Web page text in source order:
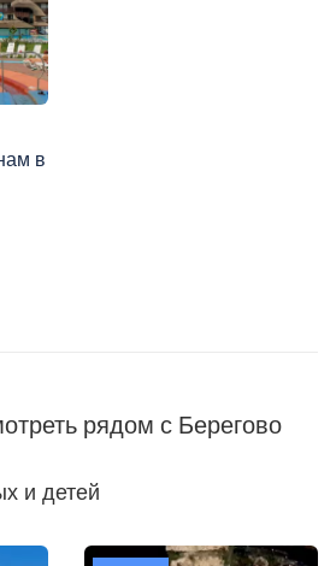
в
рядом с Берегово
и детей